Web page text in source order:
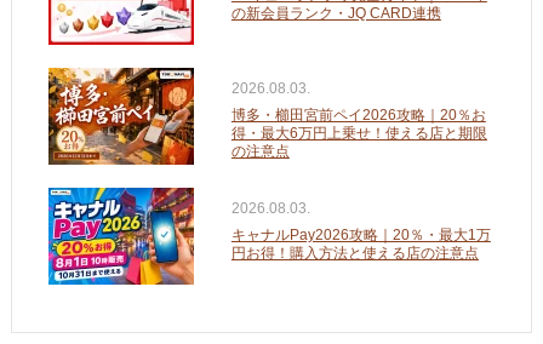
の新会員ランク・JQ CARD連携
2026.08.03.
博多・櫛田宮前ペイ2026攻略｜20％お
得・最大6万円上乗せ！使える店と期限
の注意点
2026.08.03.
キャナルPay2026攻略｜20％・最大1万
円お得！購入方法と使える店の注意点